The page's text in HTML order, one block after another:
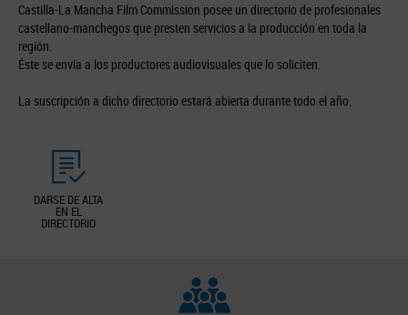
Castilla-La Mancha Film Commission posee un directorio de profesionales
castellano-manchegos que presten servicios a la producción en toda la
región.
Éste se envía a los productores audiovisuales que lo soliciten.
La suscripción a dicho directorio estará abierta durante todo el año.
DARSE DE ALTA
EN EL
DIRECTORIO